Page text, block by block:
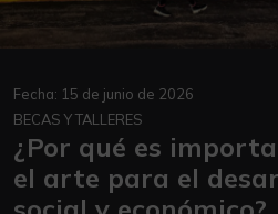
Fecha: 15 de junio de 2026
BECAS Y TALLERES
¿Por qué es
el arte para el